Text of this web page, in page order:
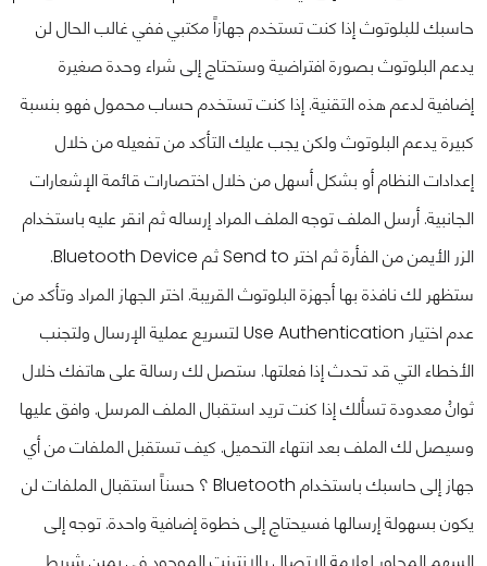
حاسبك للبلوتوث إذا كنت تستخدم جهازاً مكتبي ففي غالب الحال لن
يدعم البلوتوث بصورة افتراضية وستحتاج إلى شراء وحدة صغيرة
إضافية لدعم هذه التقنية. إذا كنت تستخدم حساب محمول فهو بنسبة
كبيرة يدعم البلوتوث ولكن يجب عليك التأكد من تفعيله من خلال
إعدادات النظام أو بشكل أسهل من خلال اختصارات قائمة الإشعارات
الجانبية. أرسل الملف توجه الملف المراد إرساله ثم انقر عليه باستخدام
الزر الأيمن من الفأرة ثم اختر Send to ثم Bluetooth Device.
ستظهر لك نافذة بها أجهزة البلوتوث القريبة. اختر الجهاز المراد وتأكد من
عدم اختيار Use Authentication لتسريع عملية الإرسال ولتجنب
الأخطاء التي قد تحدث إذا فعلتها. ستصل لك رسالة على هاتفك خلال
ثوانُ معدودة تسألك إذا كنت تريد استقبال الملف المرسل. وافق عليها
وسيصل لك الملف بعد انتهاء التحميل. كيف تستقبل الملفات من أي
جهاز إلى حاسبك باستخدام Bluetooth ؟ حسناً استقبال الملفات لن
يكون بسهولة إرسالها فسيحتاج إلى خطوة إضافية واحدة. توجه إلى